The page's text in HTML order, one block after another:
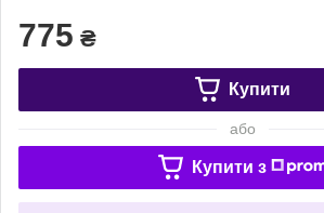
775 ₴
Купити
або
Купити з